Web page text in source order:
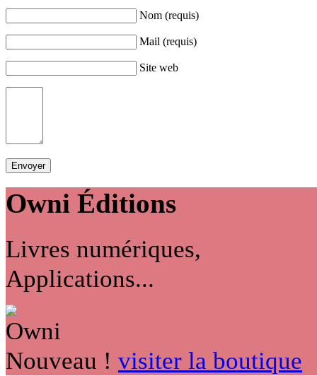
Nom (requis)
Mail (requis)
Site web
Owni Éditions
Livres numériques,
Applications...
Nouveau ! visiter la boutique